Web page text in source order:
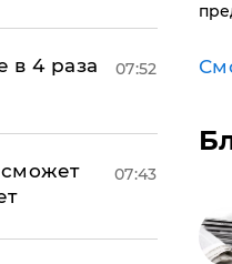
в 4 раза
07:52
07:43